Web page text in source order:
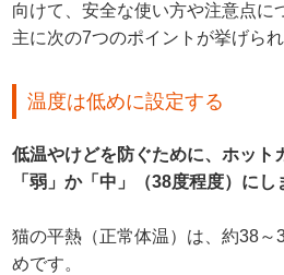
向けて、安全な使い方や注意点に
主に次の7つのポイントが挙げられ
温度は低めに設定する
低温やけどを防ぐために、ホット
「弱」か「中」（38度程度）にし
猫の平熱（正常体温）は、約38
めです。